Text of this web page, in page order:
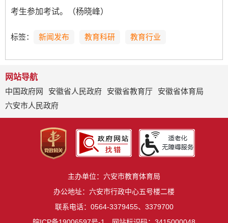
考生参加考试。（杨晓峰）
标签： 新闻发布 教育科研 教育行业
网站导航
中国政府网
安徽省人民政府 安徽省教育厅
安徽省体育局
六安市人民政府
主办单位：六安市教育体育局
办公地址：六安市行政中心五号楼二楼
联系电话：0564-3379455、3379700